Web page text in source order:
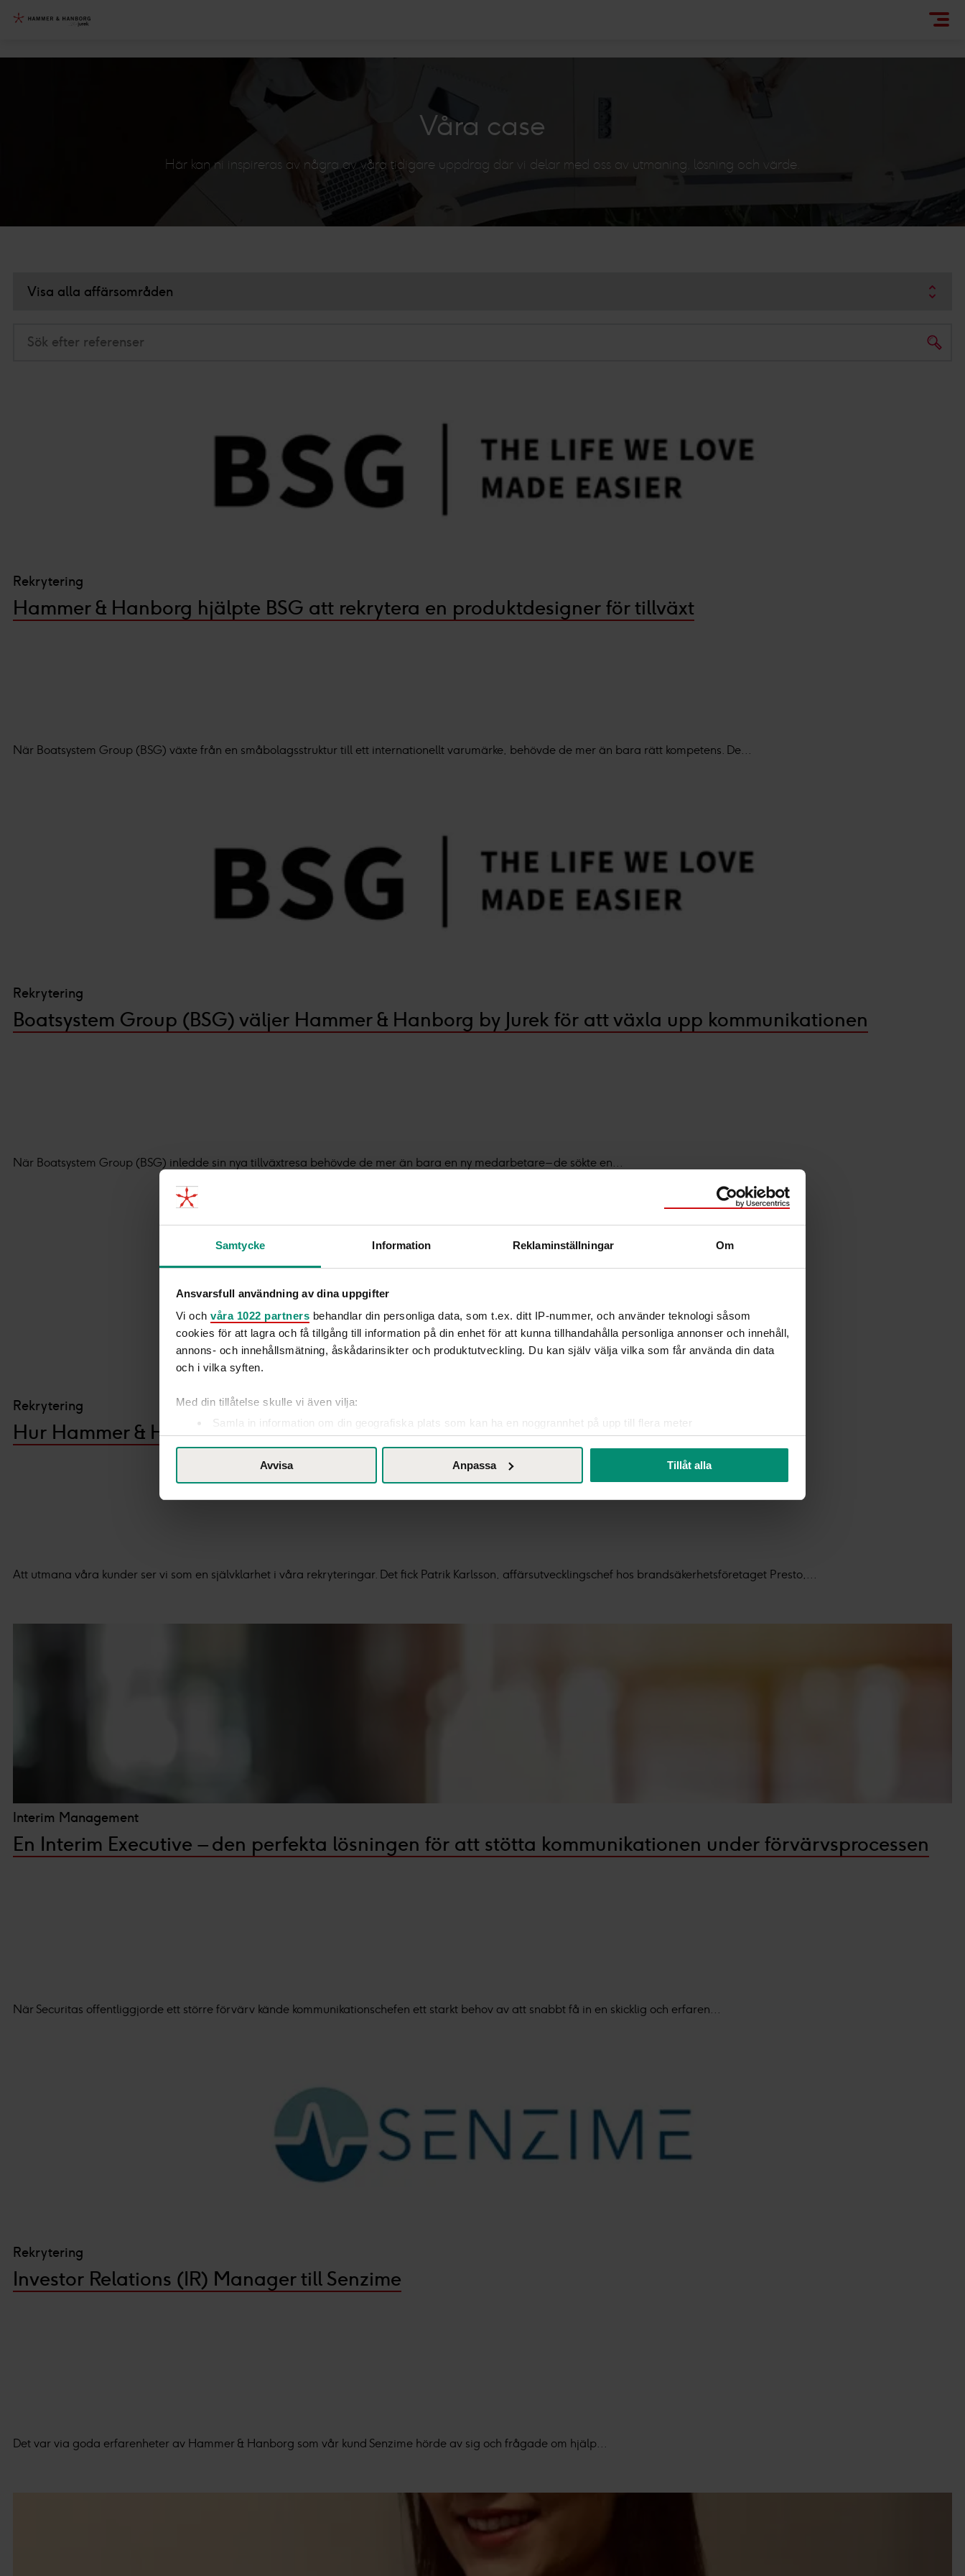
Samtycke Information Reklaminställningar Om
Ansvarsfull användning av dina uppgifter
Vi och våra 1022 partners behandlar din personliga data, som t.ex. ditt IP-nummer, och använder teknologi såsom
cookies för att lagra och få tillgång till information på din enhet för att kunna tillhandahålla personliga annonser och innehåll,
annons- och innehållsmätning, åskådarinsikter och produktutveckling. Du kan själv välja vilka som får använda din data
och i vilka syften.
Med din tillåtelse skulle vi även vilja:
Samla in information om din geografiska plats som kan ha en noggrannhet på upp till flera meter
Ta reda på mer om hur dina personliga uppgifter behandlas och ställ in dina preferenser i
detaljsektionen. Du kan ändra
eller dra tillbaka ditt samtycke när som helst från cookie-förklaringen.
insamling du godkänner och klicka på "tillåt urval".
Avvisa Anpassa Tillåt alla
Våra case
Här kan ni inspireras av några av våra tidigare uppdrag där vi delar med oss av utmaning, lösning och värde.
Sök efter referenser
Rekrytering
Hammer & Hanborg hjälpte BSG att rekrytera en produktdesigner för tillväxt
När Boatsystem Group (BSG) växte från en småbolagsstruktur till ett internationellt varumärke, behövde de mer än bara rätt kompetens. De...
Rekrytering
Boatsystem Group (BSG) väljer Hammer & Hanborg by Jurek för att växla upp kommunikationen
När Boatsystem Group (BSG) inledde sin nya tillväxtresa behövde de mer än bara en ny medarbetare – de sökte en...
Rekrytering
Hur Hammer & Hanborg hittade rätt kompetens till Presto
Att utmana våra kunder ser vi som en självklarhet i våra rekryteringar. Det fick Patrik Karlsson, affärsutvecklingschef hos brandsäkerhetsföretaget Presto,...
Interim Management
En Interim Executive – den perfekta lösningen för att stötta kommunikationen under förvärvsprocessen
När Securitas offentliggjorde ett större förvärv kände kommunikationschefen ett starkt behov av att snabbt få in en skicklig och erfaren...
Rekrytering
Investor Relations (IR) Manager till Senzime
Det var via goda erfarenheter av Hammer & Hanborg som vår kund Senzime hörde av sig och frågade om hjälp...